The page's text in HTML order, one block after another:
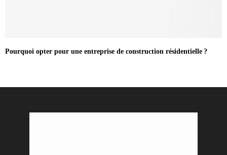
Pourquoi opter pour une entreprise de construction résidentielle ?